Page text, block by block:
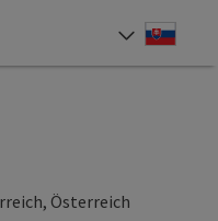
Österreich